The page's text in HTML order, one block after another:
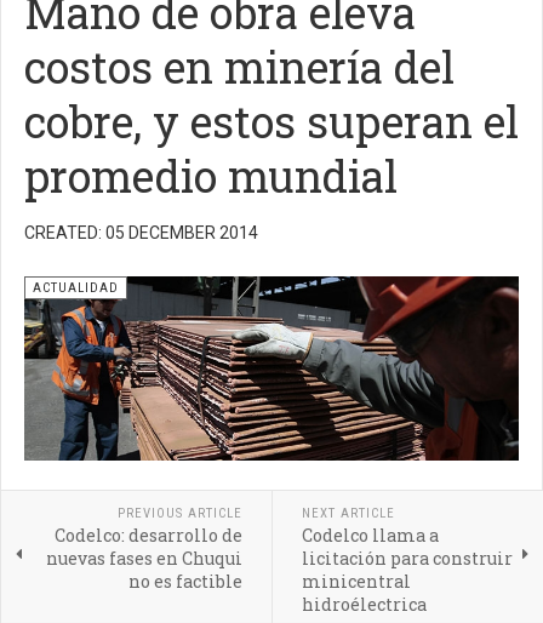
Mano de obra eleva
costos en minería del
cobre, y estos superan el
promedio mundial
CREATED: 05 DECEMBER 2014
ACTUALIDAD
PREVIOUS ARTICLE
Codelco: desarrollo de
nuevas fases en Chuqui
no es factible
NEXT ARTICLE
Codelco llama a
licitación para construir
minicentral
hidroélectrica